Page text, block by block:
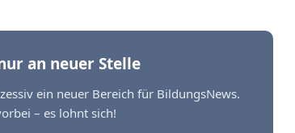
an neuer Stelle
ein neuer Bereich für BildungsNews.
– es lohnt sich!